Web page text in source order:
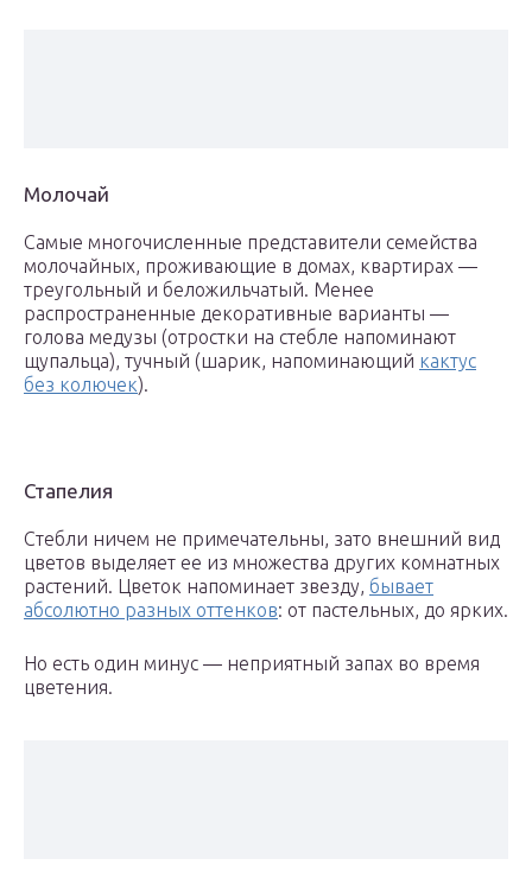
Молочай
Самые многочисленные представители семейства
молочайных, проживающие в домах, квартирах —
треугольный и беложильчатый. Менее
распространенные декоративные варианты —
голова медузы (отростки на стебле напоминают
щупальца), тучный (шарик, напоминающий кактус
без колючек).
Стапелия
Стебли ничем не примечательны, зато внешний вид
цветов выделяет ее из множества других комнатных
растений. Цветок напоминает звезду, бывает
абсолютно разных оттенков: от пастельных, до ярких.
Но есть один минус — неприятный запах во время
цветения.